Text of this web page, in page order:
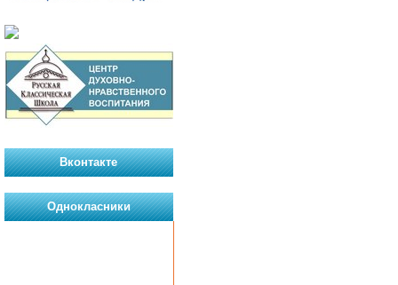
Вконтакте
Однокласники